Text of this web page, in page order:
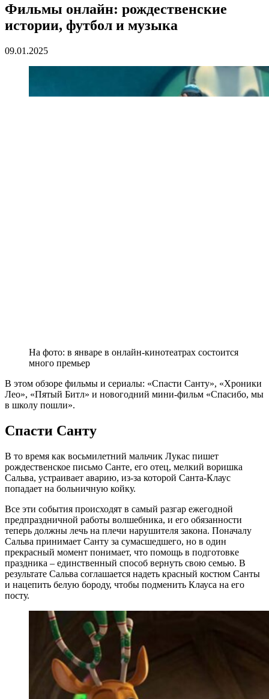
Фильмы онлайн: рождественские
истории, футбол и музыка
09.01.2025
На фото: в январе в онлайн-кинотеатрах состоится
много премьер
В этом обзоре фильмы и сериалы: «Спасти Санту», «Хроники
Лео», «Пятый Битл» и новогодний мини-фильм «Спасибо, мы
в школу пошли».
Спасти Санту
В то время как восьмилетний мальчик Лукас пишет
рождественское письмо Санте, его отец, мелкий воришка
Сальва, устраивает аварию, из-за которой Санта-Клаус
попадает на больничную койку.
Все эти события происходят в самый разгар ежегодной
предпраздничной работы волшебника, и его обязанности
теперь должны лечь на плечи нарушителя закона. Поначалу
Сальва принимает Санту за сумасшедшего, но в один
прекрасный момент понимает, что помощь в подготовке
праздника – единственный способ вернуть свою семью. В
результате Сальва соглашается надеть красный костюм Санты
и нацепить белую бороду, чтобы подменить Клауса на его
посту.